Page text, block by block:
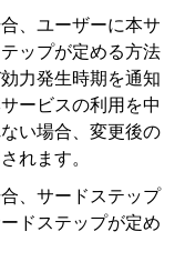
、ユーザーに本サ
ップが定める方法
力発生時期を通知
ービスの利用を中
い場合、変更後の
れます。
、サードステップ
ドステップが定め